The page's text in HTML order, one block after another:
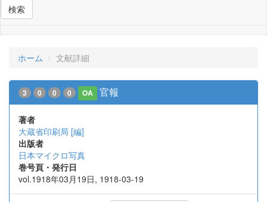
検索
ホーム 文献詳細
3 0 0 0 OA 官報
著者
大蔵省印刷局 [編]
出版者
日本マイクロ写真
巻号頁・発行日
vol.1918年03月19日, 1918-03-19